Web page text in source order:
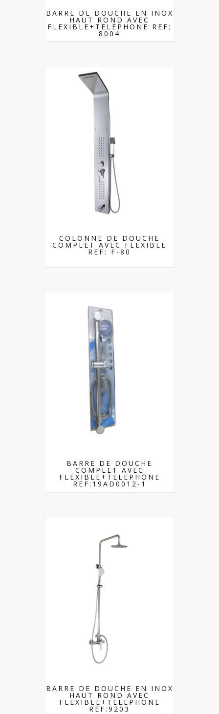
BARRE DE DOUCHE EN INOX
HAUT ROND AVEC
FLEXIBLE+TELEPHONE REF:
8004
COLONNE DE DOUCHE
COMPLET AVEC FLEXIBLE
REF: F-80
BARRE DE DOUCHE
COMPLET AVEC
FLEXIBLE+TELEPHONE
REF:19AD0012-1
BARRE DE DOUCHE EN INOX
HAUT ROND AVEC
FLEXIBLE+TELEPHONE
REF:9203